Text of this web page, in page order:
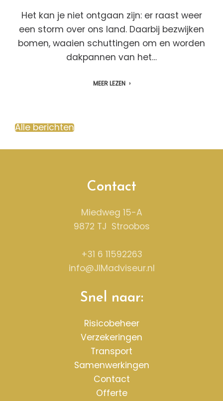
Het kan je niet ontgaan zijn: er raast weer
een storm over ons land. Daarbij bezwijken
bomen, waaien schuttingen om en worden
dakpannen van het…
MEER LEZEN
Alle berichten
Contact
Miedweg 15-A
9872 TJ Stroobos
+31 6 11592263
info@JIMadviseur.nl
Snel naar:
Risicobeheer
Verzekeringen
Transport
Samenwerkingen
Contact
Offerte